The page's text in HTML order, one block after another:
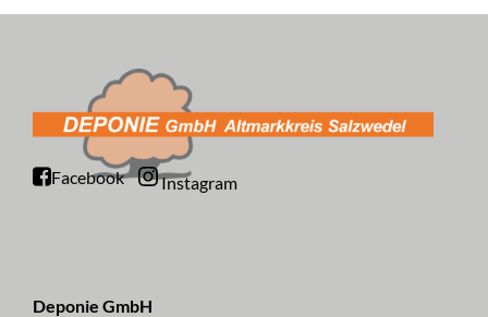
Facebook Instagram
Deponie GmbH